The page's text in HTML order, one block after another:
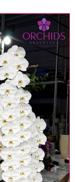
đẹp và
cây hoa
có thể sẽ
thực tế và